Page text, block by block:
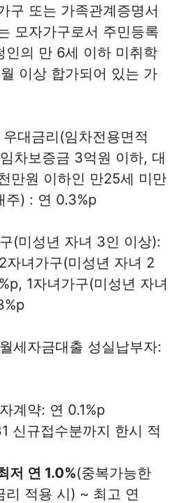
구 또는 가족관계증명서
모자가구로서 주민등록
인의 만 6세 이하 미취학
이상 합가되어 있는 가
대금리(임차전용면적
차보증금 3억원 이하, 대
만원 이하인 만25세 미만
주) : 연 0.3%p
(미성년 자녀 3인 이상):
자녀가구(미성년 자녀 2
1자녀가구(미성년 자녀
세자금대출 성실납부자:
계약: 연 0.1%p
신규접수분까지 한시 적
저 연 1.0%(중복가능한
리 적용 시) ~ 최고 연